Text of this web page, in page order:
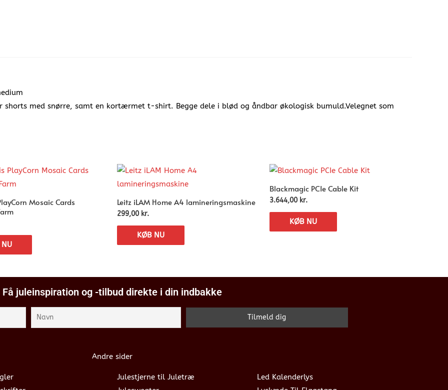
med snørre, samt en kortærmet t-shirt. Begge dele i blød og åndbar økologisk bumuld.Velegnet som
Mosaic Cards
NU
Leitz iLAM Home A4 lamineringsmaskine
299,00 kr.
KØB NU
Blackmagic PCIe Cable Kit
3.644,00 kr.
KØB NU
Få juleinspiration og -tilbud direkte i din indbakke
Andre sider
Julestjerne til Juletræ
Led Kalenderlys